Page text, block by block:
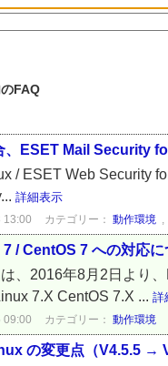
FAQ
、ESET Mail Security
/ ESET Web Security
詳細表示
13:00 カテゴリー： 動作環境 ,
/ CentOS 7 への対応に
、2016年8月2日より
7.X CentOS 7.X ... 詳
09:00 カテゴリー： 動作環境
の変更点（V4.5.5 →